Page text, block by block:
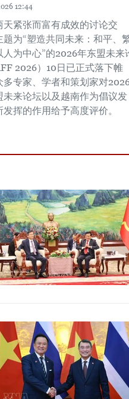
12:44
天紧张而富有成效的讨论交
题为“塑造共同未来：和平、
人为中心”的2026年东盟未来
2026）10日已正式落下帷
多专家、学者和策划家对
未来论坛以及越南作为倡议发
发挥的作用给予高度评价。